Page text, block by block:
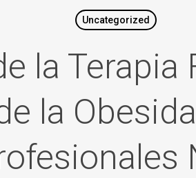
Uncategorized
la
la